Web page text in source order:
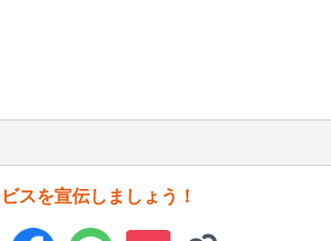
スを宣伝しましょう！